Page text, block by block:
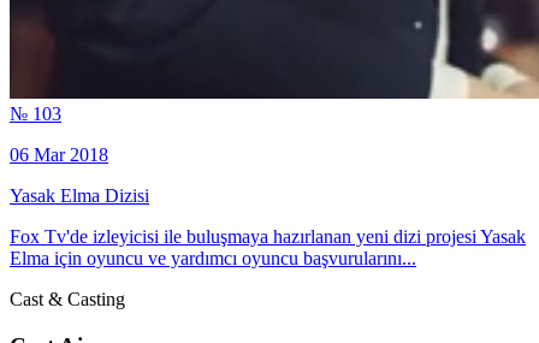
№ 103
06 Mar 2018
Yasak Elma Dizisi
Fox Tv'de izleyicisi ile buluşmaya hazırlanan yeni dizi projesi Yasak
Elma için oyuncu ve yardımcı oyuncu başvurularını...
Cast & Casting